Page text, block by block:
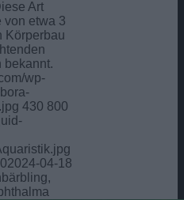
Art
von etwa 3
Körperbau
bekannt.
wp-
430 800
2024-04-18